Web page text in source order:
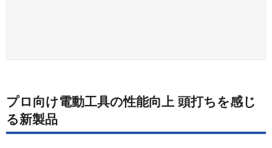
プロ向け電動工具の性能向上 頭打ちを感じ
る新製品